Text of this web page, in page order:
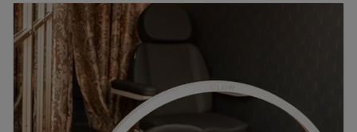
Antradienis
Trečiadienis
Ketvirtadienis
Penktadienis
Šeštadienis
10:00
Sekmadienis
Uždaryta